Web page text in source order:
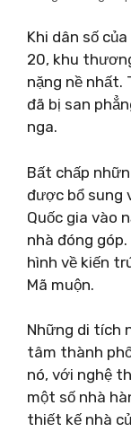
Khi dân số
20, khu
nặng nề nhất.
đã bị san
nga.
Bất chấp
được bổ sung
Quốc gia vào
nhà đóng
hình về kiến
Mã muộn.
Những di tích
tâm thành
nó, với nghệ
một số nhà
thiết kế nhà